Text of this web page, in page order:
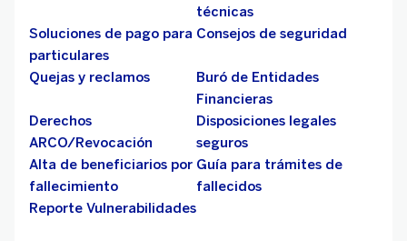
técnicas
Soluciones de pago para
particulares
Consejos de seguridad
Quejas y reclamos
Buró de Entidades
Financieras
Derechos
ARCO/Revocación
Disposiciones legales
seguros
Alta de beneficiarios por
fallecimiento
Guía para trámites de
fallecidos
Reporte Vulnerabilidades